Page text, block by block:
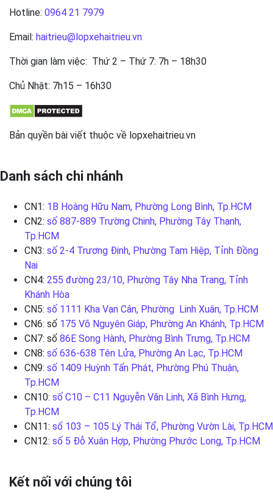
Hotline: 0964 21 7979
Email: haitrieu@lopxehaitrieu.vn
Thời gian làm việc: Thứ 2 – Thứ 7: 7h – 18h30
Chủ Nhật: 7h15 – 16h30
Bản quyền bài viết thuộc về lopxehaitrieu.vn
Danh sách chi nhánh
CN1: 1B Hoàng Hữu Nam, Phường Long Bình, Tp.HCM
CN2: số 887-889 Trường Chinh, Phường Tây Thạnh,
Tp.HCM
CN3: số 2-4 Trương Định, Phường Tam Hiệp, Tỉnh Đồng
Nai
CN4: 255 đường 23/10, Phường Tây Nha Trang, Tỉnh
Khánh Hòa
CN5: số 1111 Kha Vạn Cân, Phường Linh Xuân, Tp.HCM
CN6: số 175 Võ Nguyên Giáp, Phường An Khánh, Tp.HCM
CN7: số 86E Song Hành, Phường Bình Trưng, Tp.HCM
CN8: số 636-638 Tên Lửa, Phường An Lạc, Tp.HCM
CN9: số 1409 Huỳnh Tấn Phát, Phường Phú Thuận,
Tp.HCM
CN10: số C10 – C11 Nguyễn Văn Linh, Xã Bình Hưng,
Tp.HCM
CN11: số 103 – 105 Lý Thái Tổ, Phường Vườn Lài, Tp.HCM
CN12: số 5 Đỗ Xuân Hợp, Phường Phước Long, Tp.HCM
Kết nối với chúng tôi